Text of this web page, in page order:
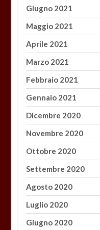
Giugno 2021
Maggio 2021
Aprile 2021
Marzo 2021
Febbraio 2021
Gennaio 2021
Dicembre 2020
Novembre 2020
Ottobre 2020
Settembre 2020
Agosto 2020
Luglio 2020
Giugno 2020